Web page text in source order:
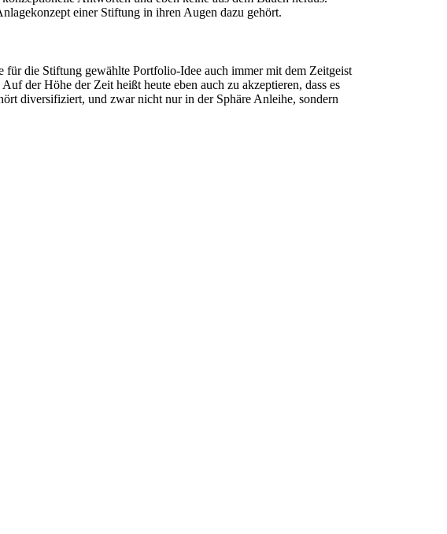
einer Stiftung in ihren Augen dazu gehört.
für die Stiftung gewählte Portfolio-Idee auch immer mit dem Zeitgeist
der Höhe der Zeit heißt heute eben auch zu akzeptieren, dass es
diversifiziert, und zwar nicht nur in der Sphäre Anleihe, sondern